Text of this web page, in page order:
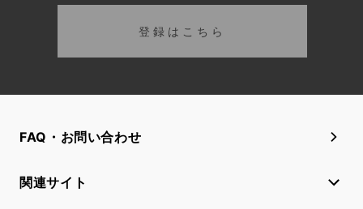
登録はこちら
FAQ・お問い合わせ
関連サイト